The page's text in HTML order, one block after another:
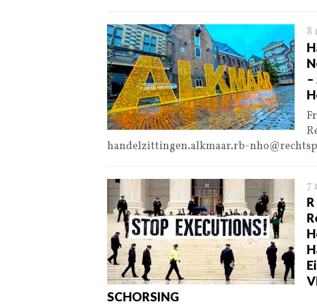
8
handelzittingen.alkmaar.rb-
7
SCHORSING